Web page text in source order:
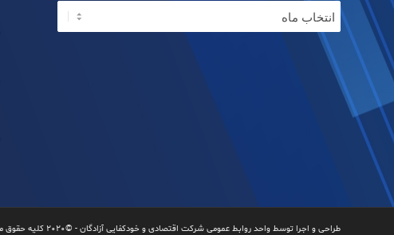
طراحی و اجرا توسط واحد روابط عمومی شرکت اقتصادی و خودکفایی آزادگان - ©۲۰۲۰ کلیه حقوق محفوظ می‌باشد